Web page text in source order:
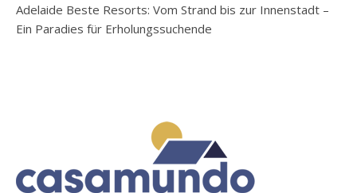
Adelaide Beste Resorts: Vom Strand bis zur Innenstadt –
Ein Paradies für Erholungssuchende